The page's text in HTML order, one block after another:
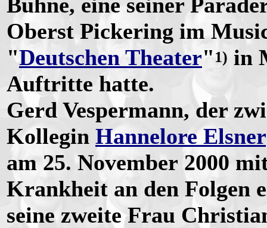
Oberst Pickering im
"Deutschen Theater" 1) in
Auftritte hatte.
Gerd Vespermann, der
Kollegin Hannelore Elsner
am 25. November 2000
Krankheit an den Folgen
seine zweite Frau